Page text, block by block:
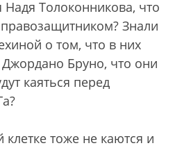
Толоконникова, что
Знали
о том, что в них
Джордано Бруно, что они
каяться перед
клетке тоже не каются и